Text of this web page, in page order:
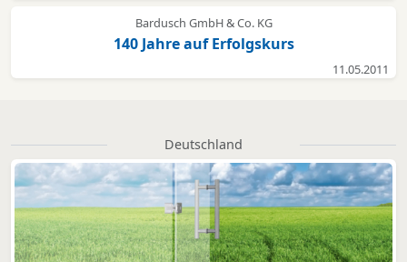
Bardusch GmbH & Co. KG
140 Jahre auf Erfolgskurs
11.05.2011
Deutschland